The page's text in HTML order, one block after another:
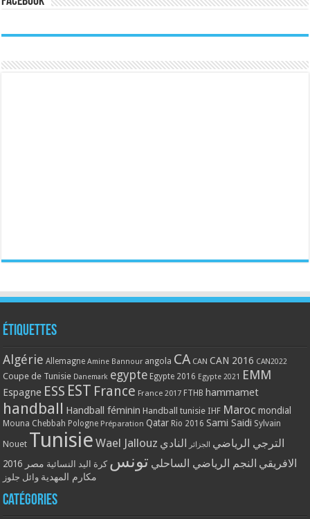
Étiquettes
Algérie Allemagne Amine Bannour angola CA CAN CAN 2016 CAN2022
Coupe de Tunisie Danemark egypte Egypte 2016 Egypte 2021 EMM
Espagne ESS EST France France 2017 FTHB hammamet
handball Handball féminin Handball tunisie IHF Maroc mondial
Mouna Chebbah Pologne Préparation Qatar Rio 2016 Sami Saidi Sylvain
Nouet Tunisie Wael Jallouz الترجي الرياضي الجزائر النادي
الافريقي النجم الرياضي الساحلي تونس كرة اليد النسائية مصر 2016
مكارم المهدية وائل جلوز
Catégories